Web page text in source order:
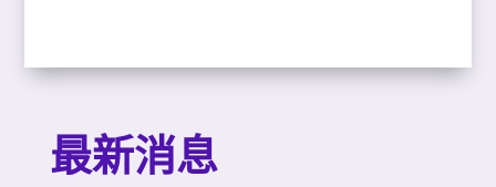
最新消息